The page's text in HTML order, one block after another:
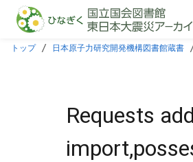
本文に飛ぶ
トップ 日本原子力研究開発機構図書館蔵書
Requests